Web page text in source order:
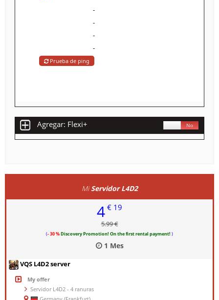
-
-
-
-
Prueba de ping
Agregar: Flexi+ No
MiServidor L4D2
4 € 19
5.99 €
(- 30 %Discovery Promotion! On the first rental payment! )
1 Mes
VQS L4D2 server
My offer
Servidor L4D2 - 4 ranuras